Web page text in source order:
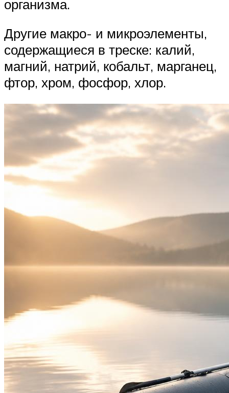
организма.
Другие макро- и микроэлементы,
содержащиеся в треске: калий,
магний, натрий, кобальт, марганец,
фтор, хром, фосфор, хлор.